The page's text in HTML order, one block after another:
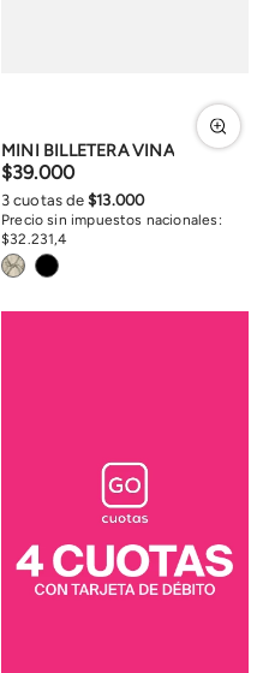
MINI BILLETERA VINA
$39.000
Precio sin impuestos nacionales:
$32.231,4
3 cuotas de$13.000